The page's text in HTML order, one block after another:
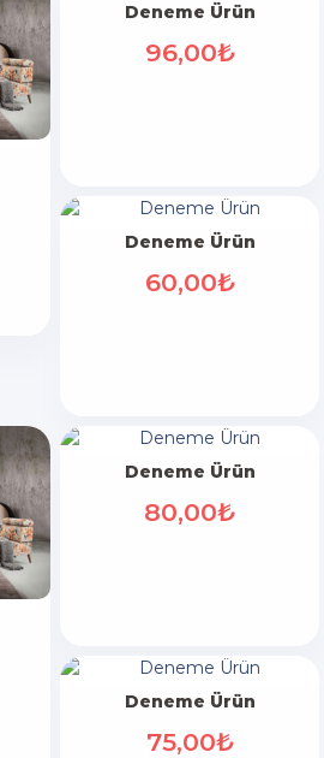
Deneme Ürün
96,00₺
Deneme Ürün
60,00₺
Deneme Ürün
80,00₺
Deneme Ürün
75,00₺